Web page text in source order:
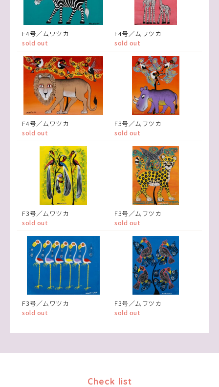
F4号／ムワツカ
sold out
F4号／ムワツカ
sold out
F4号／ムワツカ
sold out
F3号／ムワツカ
sold out
F3号／ムワツカ
sold out
F3号／ムワツカ
sold out
F3号／ムワツカ
sold out
F3号／ムワツカ
sold out
Check list